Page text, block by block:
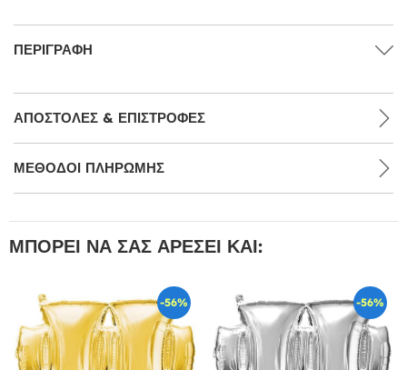
ΠΕΡΙΓΡΑΦΉ
ΑΠΟΣΤΟΛΈΣ & ΕΠΙΣΤΡΟΦΈΣ
ΜΕΘΌΔΟΙ ΠΛΗΡΩΜΉΣ
ΜΠΟΡΕΊ ΝΑ ΣΑΣ ΑΡΈΣΕΙ ΚΑΙ:
-56% -56%